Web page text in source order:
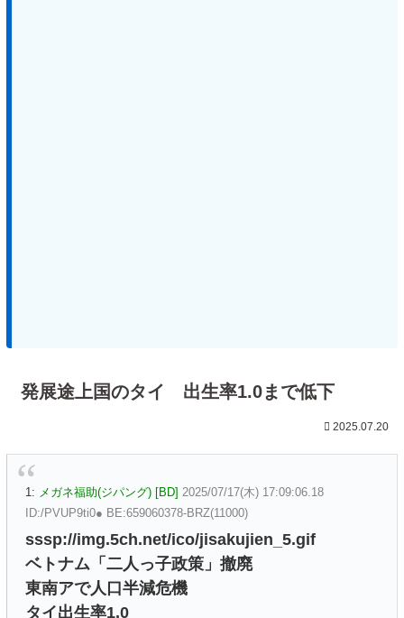
発展途上国のタイ 出生率1.0まで低下
2025.07.20
1: メガネ福助(ジパング) [BD] 2025/07/17(木) 17:09:06.18
ID:/PVUP9ti0● BE:659060378-BRZ(11000)
sssp://img.5ch.net/ico/jisakujien_5.gif
ベトナム「二人っ子政策」撤廃
東南アで人口半減危機
タイ出生率1.0